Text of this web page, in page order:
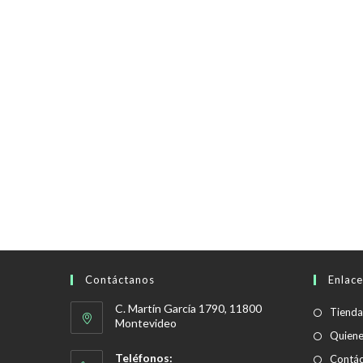
Contáctanos
C. Martín García 1790, 11800
Montevideo
Teléfonos:
Tienda